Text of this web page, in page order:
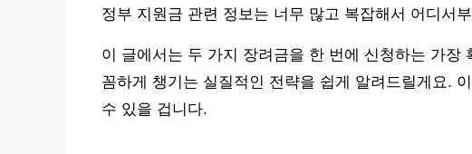
정부 지원금 관련 정보는 너무 많고 복잡해서 어디서
이 글에서는 두 가지 장려금을 한 번에 신청하는 가장
꼼하게 챙기는 실질적인 전략을 쉽게 알려드릴게요.
수 있을 겁니다.